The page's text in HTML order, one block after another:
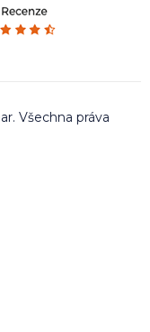
Všechna práva